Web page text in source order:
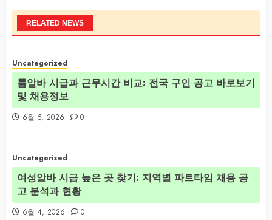
RELATED NEWS
Uncategorized
룸알바 시급과 근무시간 비교: 전국 구인 공고 바로보기
및 채용정보
6월 5, 2026 0
Uncategorized
여성알바 시급 높은 곳 찾기: 지역별 파트타임 채용 공
고 분석과 현황
6월 4, 2026 0